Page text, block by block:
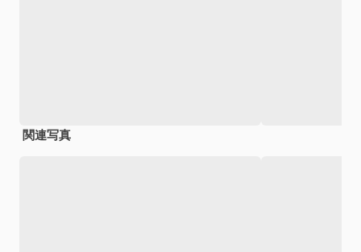
関連写真